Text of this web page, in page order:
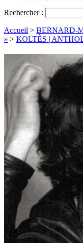
Rechercher :
Accueil > BERNARD-
» > KOLTÈS |